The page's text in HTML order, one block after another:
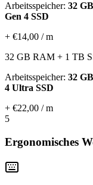
Arbeitsspeicher: 32
Gen 4 SSD
+ €14,00 / m
32 GB RAM + 1 TB
Arbeitsspeicher: 32
4 Ultra SSD
+ €22,00 / m
5
Ergonomisches